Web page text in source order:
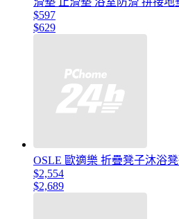
$597
$629
OSLE 歐適樂 折疊凳子沐浴
$2,554
$2,689